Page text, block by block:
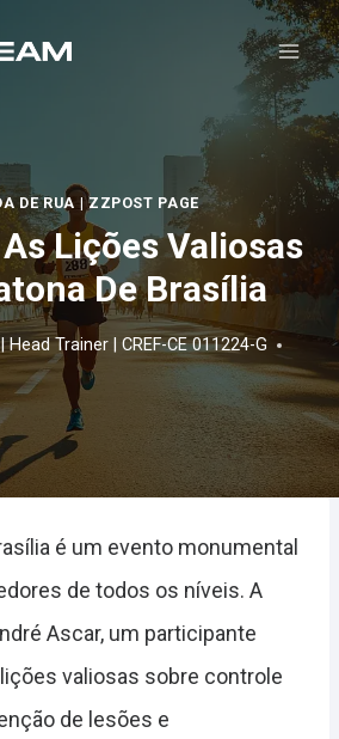
DE RUA |ZZPOST PAGE
Lições Valiosas
De Brasília
Trainer | CREF-CE 011224-G
é um evento monumental
de todos os níveis. A
Ascar, um participante
valiosas sobre controle
de lesões e